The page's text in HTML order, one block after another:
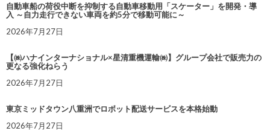
自動車船の荷役中断を抑制する自動車移動用「スケーター」を開発・導
入 ～自力走行できない車両を約5分で移動可能に～
2026年7月27日
【㈱ハナインターナショナル×星清重機運輸㈱】グループ会社で販売力の
更なる強化ねらう
2026年7月27日
東京ミッドタウン八重洲でロボット配送サービスを本格始動
2026年7月27日